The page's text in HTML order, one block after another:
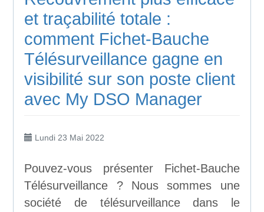
et traçabilité totale :
comment Fichet-Bauche
Télésurveillance gagne en
visibilité sur son poste client
avec My DSO Manager
Lundi 23 Mai 2022
Pouvez-vous présenter Fichet-Bauche
Télésurveillance ? Nous sommes une
société de télésurveillance dans le